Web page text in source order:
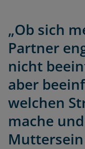
„Ob sich
Partner
nicht
aber
welchen
mache